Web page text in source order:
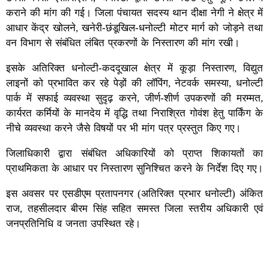
कराने की मांग की गई। जिला पंचायत सदस्य थान दीक्षा नेगी ने क्षेत्र में
आधार केंद्र खोलने, खनेरी-छंडूखिल-धनोल्टी मोटर मार्ग को जोड़ने तथा
वन विभाग से संबंधित लंबित प्रकरणों के निस्तारण की मांग रखी।
इसके अतिरिक्त धनोल्टी-कददूखाल क्षेत्र में कूड़ा निस्तारण, विद्युत
लाइनों को प्रभावित कर रहे पेड़ों की लॉपिंग, नेटवर्क समस्या, धनोल्टी
पार्क में सफाई व्यवस्था सुदृढ़ करने, जीर्ण-शीर्ण उपकरणों की मरम्मत,
कार्यरत कर्मियों के मानदेय में वृद्धि तथा निराश्रित गोवंश हेतु पार्किंग के
नीचे व्यवस्था करने जैसे विषयों पर भी मांग पत्र प्रस्तुत किए गए।
जिलाधिकारी द्वारा संबंधित अधिकारियों को प्राप्त शिकायतों का
प्राथमिकता के आधार पर निस्तारण सुनिश्चित करने के निर्देश दिए गए।
इस अवसर पर एसडीएम प्रतापनगर (अतिरिक्त प्रभार धनोल्टी) अंकित
राज, तहसीलदार बीरम सिंह सहित समस्त जिला स्तरीय अधिकारी एवं
जनप्रतिनिधि व जनता उपस्थित रहे।